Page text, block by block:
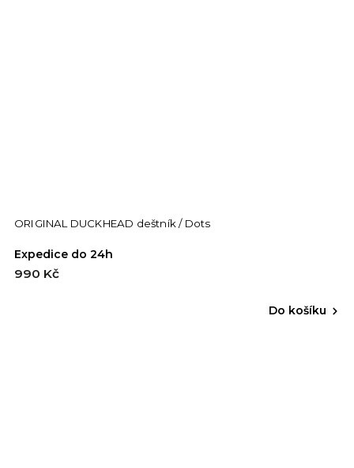
ORIGINAL DUCKHEAD deštník / Dots
Expedice do 24h
990 Kč
Do košíku